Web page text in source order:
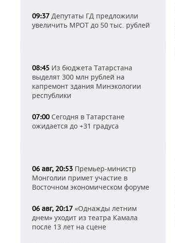
09:37 Депутаты ГД предложили
увеличить МРОТ до 50 тыс. рублей
08:45 Из бюджета Татарстана
выделят 300 млн рублей на
капремонт здания Минэкологии
республики
07:00Сегодня в Татарстане
ожидается до +31 градуса
06 авг, 20:53 Премьер-министр
Монголии примет участие в
Восточном экономическом форуме
06 авг, 20:17 «Однажды летним
днем» уходит из театра Камала
после 13 лет на сцене